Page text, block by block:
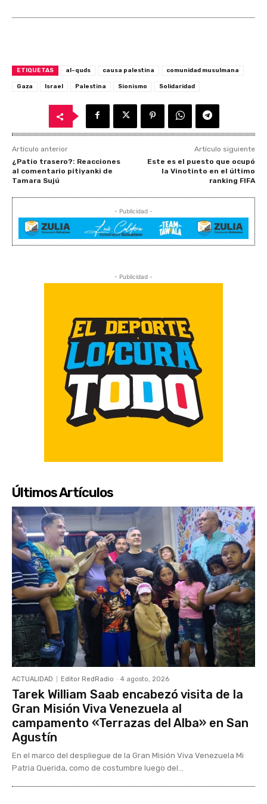
ETIQUETAS al-quds causa palestina comunidad musulmana
Gaza Israel Palestina Sionismo Solidaridad
Artículo anterior
¿Patio trasero?: Reacciones
al comentario pitiyanki de
Tamara Sujú
Artículo siguiente
Este es el puesto que ocupó
la Vinotinto en el último
ranking FIFA
- Publicidad -
- Publicidad -
Últimos Artículos
ACTUALIDAD Editor RedRadio - 4 agosto, 2026
Tarek William Saab encabezó visita de la
Gran Misión Viva Venezuela al
campamento «Terrazas del Alba» en San
Agustín
En el marco del despliegue de la Gran Misión Viva Venezuela Mi
Patria Querida, como de costumbre luego del...